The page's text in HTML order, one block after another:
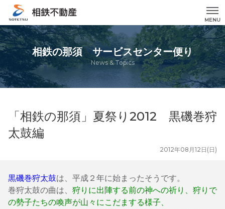
MENU
相鉄の那須 サービスセンター便り
News & Topics
「相鉄の那須」夏祭り2012 黒磯巻狩
太鼓編
2012年08月12日(日)
黒磯巻狩太鼓は、平成２年に始まったそうです。
巻狩太鼓の曲は、 狩りに出陣する前の神への祈り、狩りで
の勢子たちの喚声が山々にこだまする様子、